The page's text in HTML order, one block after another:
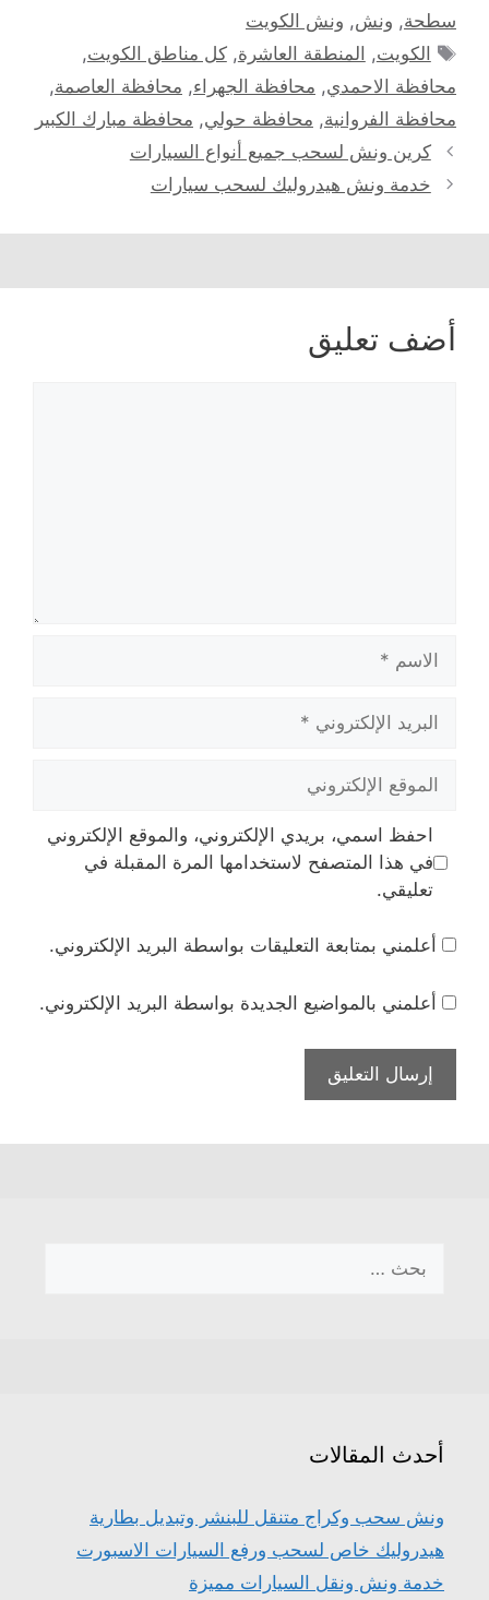
سطحة, ونش, ونش الكويت
الوسوم
الكويت, المنطقة العاشرة,كل مناطق الكويت,
محافظة الاحمدي, محافظة الجهراء, محافظة العاصمة,
محافظة الفروانية, محافظة حولي, محافظة مبارك الكبير
كرين ونش لسحب جميع أنواع السيارات
خدمة ونش هيدروليك لسحب سيارات
أضف تعليق
الاسم
البريد
الإلكتروني
الموقع
الإلكتروني
احفظ اسمي، بريدي الإلكتروني، والموقع الإلكتروني
في هذا المتصفح لاستخدامها المرة المقبلة في
تعليقي.
أعلمني بمتابعة التعليقات بواسطة البريد الإلكتروني.
أعلمني بالمواضيع الجديدة بواسطة البريد الإلكتروني.
عن:
أحدث المقالات
ونش سحب وكراج متنقل للبنشر وتبديل بطارية
هيدروليك خاص لسحب ورفع السيارات الاسبورت
خدمة ونش ونقل السيارات مميزة